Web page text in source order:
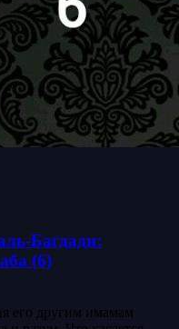
Багдади:
(6)
его другим имамам